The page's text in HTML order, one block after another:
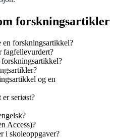
forskningsartikler
en forskningsartikkel?
fagfellevurdert?
og en
seriøst?
Access)?
i skoleoppgaver?